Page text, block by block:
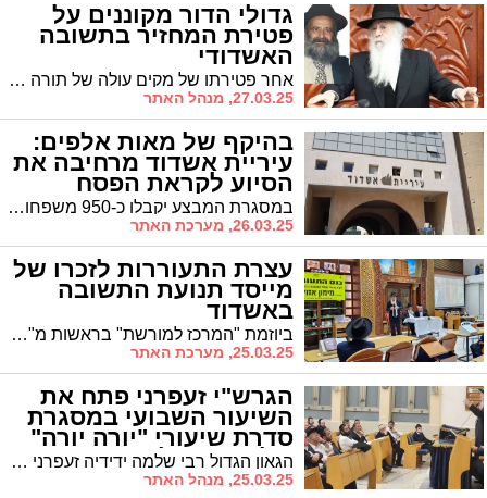
גדולי הדור מקוננים על
פטירת המחזיר בתשובה
האשדודי
אחר פטירתו של מקים עולה של תורה באשדוד: הרה"ג רבי מימון מרדכי אזולאי זצ"ל מיסד ישיבת "משיבי חיים" הרבנים הגאונים מרן רבי ראובן אלבז שליט"א ר"י "אור החיים" ורבי דוד חנניה פינטו שליט"א נשיא ממלכת התורה "אורות חיים ומשה" שלחו דברי הספד וניחום על האבדה הגדולה
27.03.25, מנהל האתר
בהיקף של מאות אלפים:
עיריית אשדוד מרחיבה את
הסיוע לקראת הפסח
במסגרת המבצע יקבלו כ-950 משפחות תמיכה כספית בהיקף כולל של כ-755,000 ש"ח. בנוסף, יחולקו 120 מקררים חדשים למשפחות נזקקות.
26.03.25, מערכת האתר
עצרת התעוררות לזכרו של
מייסד תנועת התשובה
באשדוד
ביוזמת "המרכז למורשת" בראשות מ"מ ראש העיר ר' אבי אמסלם, נערכה הערב עצרת התעוררות רבת משתתפים לזכרו הטהור של הרה"ג מימון אזולאי זצוק"ל, מקים עולה של תורה, מייסד עולם התשובה בעיר אשדוד וראש מוסדות 'משיבי חיים'
25.03.25, מערכת האתר
הגרש"י זעפרני פתח את
השיעור השבועי במסגרת
סדרת שיעורי "יורה יורה"
של 'המרכז למורשת' הגאון הגדול רבי שלמה ידידיה זעפרני שליט"א ראב"ד 'כתר תורה' בית וגן מסר אמש את השיעור השבועי במסגרת סדרת שיעורי ההכנה לבחינות הרבנות הראשית "יורה יורה"
25.03.25, מנהל האתר